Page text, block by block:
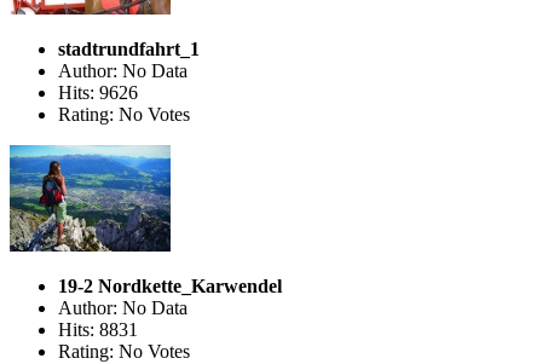
stadtrundfahrt_1
Author: No Data
Hits: 9626
Rating: No Votes
19-2 Nordkette_Karwendel
Author: No Data
Hits: 8831
Rating: No Votes